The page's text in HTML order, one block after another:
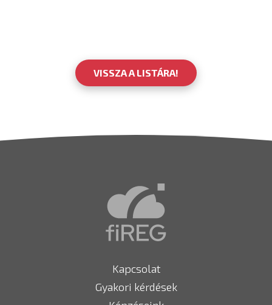
VISSZA A LISTÁRA!
Kapcsolat
Gyakori kérdések